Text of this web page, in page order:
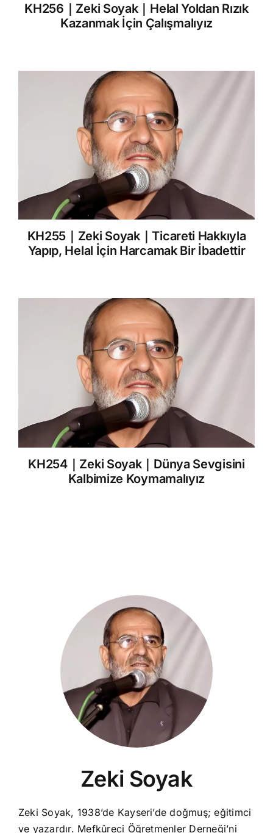
KH256｜Zeki Soyak｜Helal Yoldan Rızık
Kazanmak İçin Çalışmalıyız
KH255｜Zeki Soyak｜Ticareti Hakkıyla
Yapıp, Helal İçin Harcamak Bir İbadettir
KH254｜Zeki Soyak｜Dünya Sevgisini
Kalbimize Koymamalıyız
Zeki Soyak
Zeki Soyak, 1938’de Kayseri’de doğmuş; eğitimci
ve yazardır. Mefkûreci Öğretmenler Derneği’ni